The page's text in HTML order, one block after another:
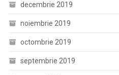
decembrie 2019
noiembrie 2019
octombrie 2019
septembrie 2019